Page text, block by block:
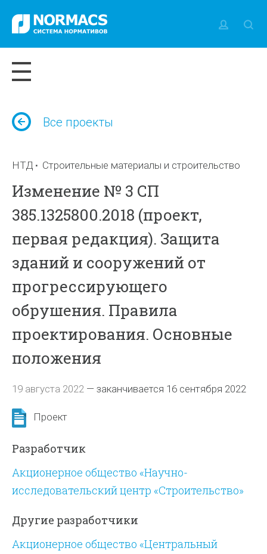
Все проекты
НТД Строительные материалы и строительство
Изменение № 3 СП
385.1325800.2018 (проект,
первая редакция). Защита
зданий и сооружений от
прогрессирующего
обрушения. Правила
проектирования. Основные
положения
19 августа 2022 —заканчивается 16 сентября 2022
Проект
Разработчик
Акционерное общество «Научно-
исследовательский центр «Строительство»
Другие разработчики
Акционерное общество «Центральный